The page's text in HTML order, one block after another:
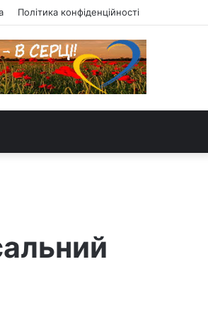
Політика конфіденційності